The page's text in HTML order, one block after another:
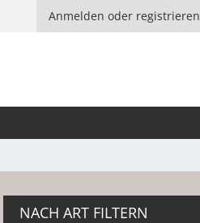
Anmelden oder registrieren
NACH ART FILTERN